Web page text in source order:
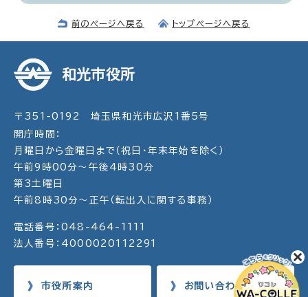
前のページへ戻る トップページへ戻る
和光市役所
〒351-0192 埼玉県和光市広沢1番5号
開庁時間：
月曜日から金曜日まで（祝日・年末年始を除く）
午前9時00分～午後4時30分
第3土曜日
午前8時30分～正午（転出入に関する事務）
電話番号：048-464-1111
法人番号：4000020112291
市役所案内 お問い合わせ